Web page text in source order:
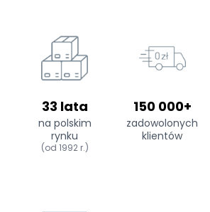
33 lata
na polskim
rynku
(od 1992 r.)
150 000+
zadowolonych
klientów